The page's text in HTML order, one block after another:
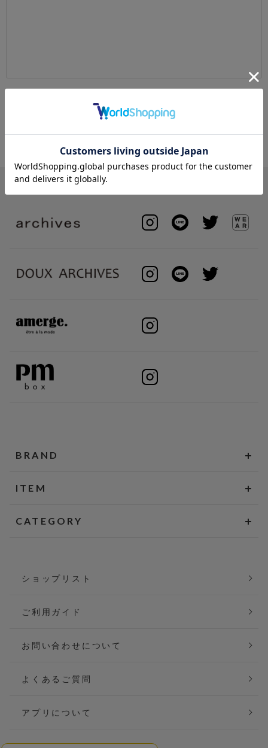
BRAND
ITEM
CATEGORY
ショップリスト
ご利用ガイド
お問い合わせについて
よくあるご質問
アプリについて